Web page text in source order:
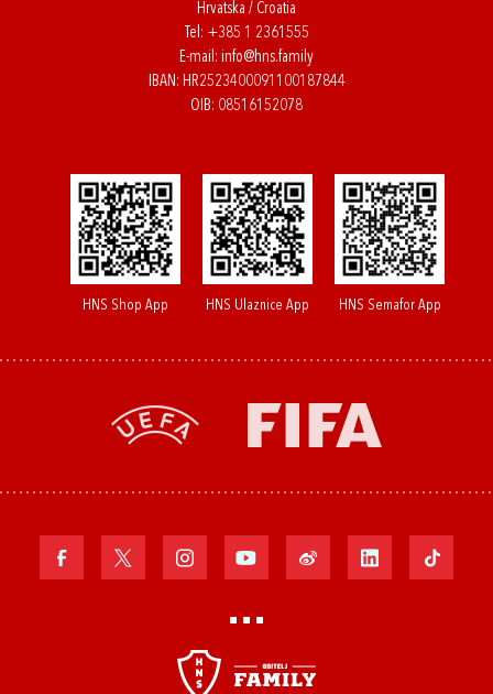
Hrvatska / Croatia
Tel: +385 1 2361555
E-mail: info@hns.family
IBAN: HR2523400091100187844
OIB: 08516152078
HNS Shop App HNS Ulaznice App HNS Semafor App